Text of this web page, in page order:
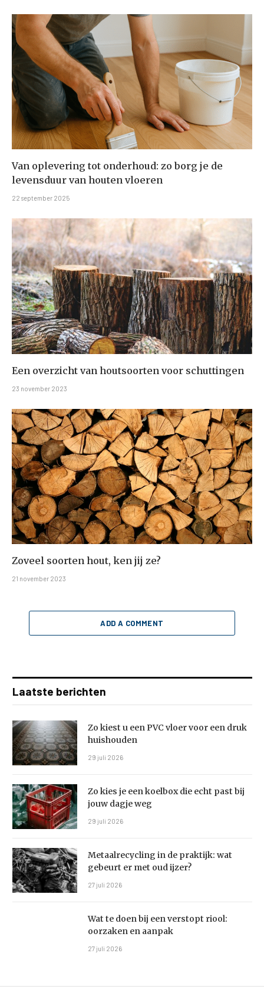
Van oplevering tot onderhoud: zo borg je de
levensduur van houten vloeren
22 september 2025
Een overzicht van houtsoorten voor schuttingen
23 november 2023
Zoveel soorten hout, ken jij ze?
21 november 2023
ADD A COMMENT
Laatste berichten
Zo kiest u een PVC vloer voor een druk
huishouden
29 juli 2026
Zo kies je een koelbox die echt past bij
jouw dagje weg
29 juli 2026
Metaalrecycling in de praktijk: wat
gebeurt er met oud ijzer?
27 juli 2026
Wat te doen bij een verstopt riool:
oorzaken en aanpak
27 juli 2026